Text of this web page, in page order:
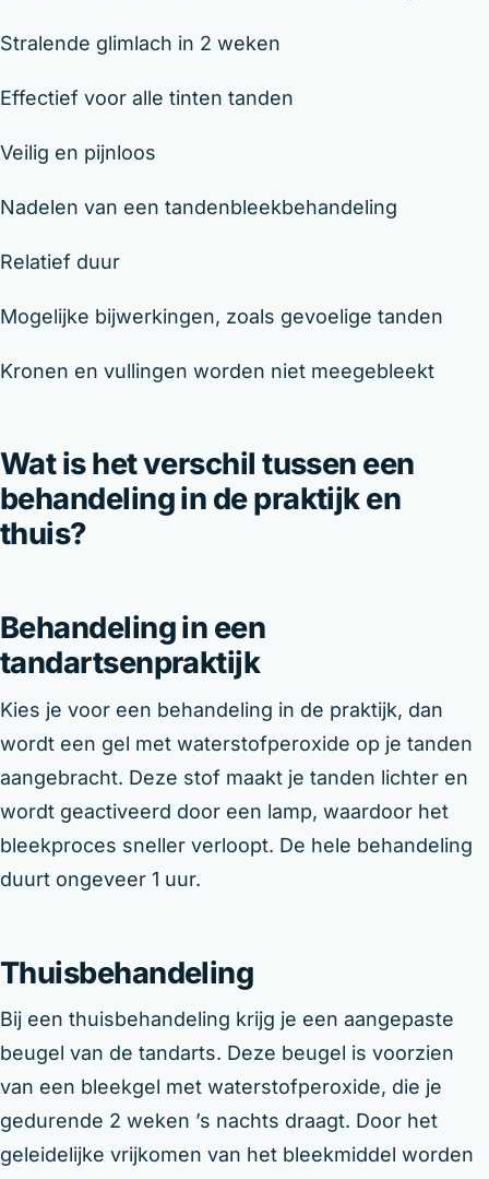
Stralende glimlach in 2 weken
Effectief voor alle tinten tanden
Veilig en pijnloos
Nadelen van een tandenbleekbehandeling
Relatief duur
Mogelijke bijwerkingen, zoals gevoelige tanden
Kronen en vullingen worden niet meegebleekt
Wat is het verschil tussen een
behandeling in de praktijk en
thuis?
Behandeling in een
tandartsenpraktijk
Kies je voor een behandeling in de praktijk, dan
wordt een gel met waterstofperoxide op je tanden
aangebracht. Deze stof maakt je tanden lichter en
wordt geactiveerd door een lamp, waardoor het
bleekproces sneller verloopt. De hele behandeling
duurt ongeveer 1 uur.
Thuisbehandeling
Bij een thuisbehandeling krijg je een aangepaste
beugel van de tandarts. Deze beugel is voorzien
van een bleekgel met waterstofperoxide, die je
gedurende 2 weken ’s nachts draagt. Door het
geleidelijke vrijkomen van het bleekmiddel worden